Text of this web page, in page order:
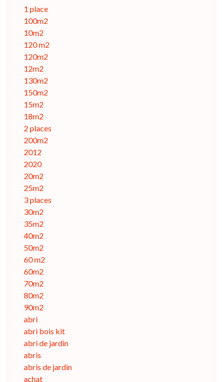
1 place
100m2
10m2
120 m2
120m2
12m2
130m2
150m2
15m2
18m2
2 places
200m2
2012
2020
20m2
25m2
3 places
30m2
35m2
40m2
50m2
60 m2
60m2
70m2
80m2
90m2
abri
abri bois kit
abri de jardin
abris
abris de jardin
achat